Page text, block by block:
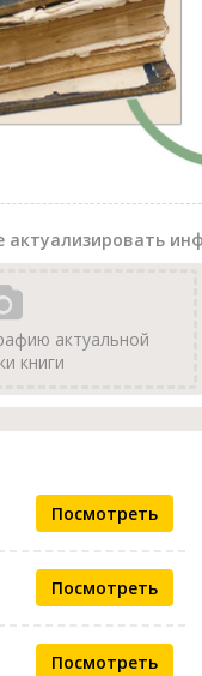
актуализировать
актуальной
книги
Посмотреть
Посмотреть
Посмотреть